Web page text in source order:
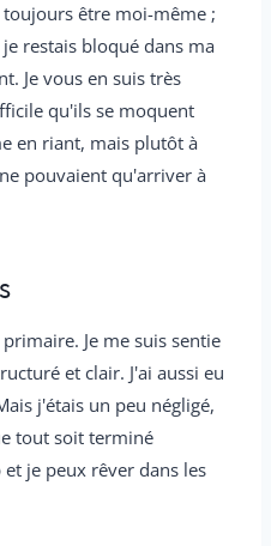
être moi-même ;
restais bloqué dans ma
Je vous en suis très
qu'ils se moquent
en riant, mais plutôt à
pouvaient qu'arriver à
Je me suis sentie
et clair. J'ai aussi eu
j'étais un peu négligé,
tout soit terminé
je peux rêver dans les